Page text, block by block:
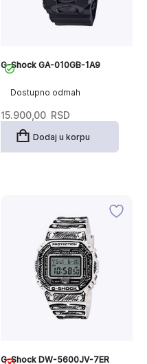
Dostupno odmah
G-Shock GA-010GB-1A9
15.900,00 RSD
Dodaj u korpu
G-Shock DW-5600JV-7ER